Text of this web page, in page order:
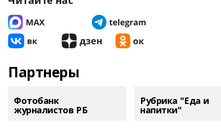
Партнеры
Фотобанк
журналистов РБ
Рубрика "Еда и
напитки"